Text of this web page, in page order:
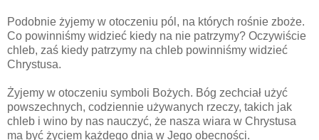
Podobnie żyjemy w otoczeniu pól, na których rośnie zboże.
Co powinniśmy widzieć kiedy na nie patrzymy? Oczywiście
chleb, zaś kiedy patrzymy na chleb powinniśmy widzieć
Chrystusa.
Żyjemy w otoczeniu symboli Bożych. Bóg zechciał użyć
powszechnych, codziennie używanych rzeczy, takich jak
chleb i wino by nas nauczyć, że nasza wiara w Chrystusa
ma być życiem każdego dnia w Jego obecności.